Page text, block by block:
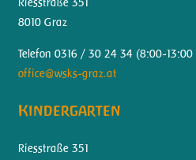
8010 Graz
Telefon 0316 / 30 24 34 (8:00-13:00
office@wsks-graz.at
Kindergarten
Riesstraße 351